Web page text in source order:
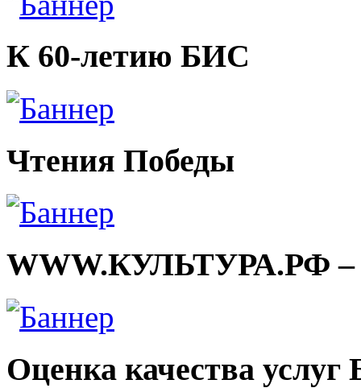
К 60-летию БИС
Чтения Победы
WWW.КУЛЬТУРА.РФ –
Оценка качества